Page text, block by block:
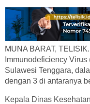
MUNA BARAT,
Immunodeficiency
Sulawesi Tenggara,
dengan 3 di antaranya
Kepala Dinas